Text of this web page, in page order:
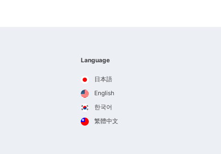
Language
日本語
English
한국어
繁體中文